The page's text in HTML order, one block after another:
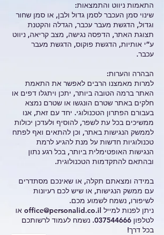
התאמות ניווט והתמצאות:
שינוי סמן העכבר לסמן גדול ולבן, או סמן שחור
וגדול, הדגשת מעבר עכבר, הגדלה והקטנת
תצוגת האתר, הדפסה נגישה, מצב קריאה, ניווט
ע”י אותיות, הדגשת פוקוס, הדגשת מעבר
עכבר.
הבהרה והערות:
למרות מאמצנו הרבים לאפשר את התאמת
האתר ברמה הטובה ביותר, יתכן ויתגלו דפים או
חלקים באתר שטרם הונגשו או שטרם נמצא
בעבורם הפתרון הטכנולוגי. יחד עם זאת, אנו
ממשיכים בכל עת לשפר, להוסיף ולעדכן יכולות
לממשק הנגישות באתר, וכן להתאים ואף לפתח
טכנולוגיות חדשות על מנת להגיע לרמת
הנגישות האופטימלית ביותר, בכל רגע נתון
ובהתאם להתקדמות הטכנולוגית.
במידה ומצאתם תקלה, או שאינכם מסתדרים
עם ממשק הנגישות, או שיש לכם רעיונות
לשיפורו, נשמח לשמוע מכם.
ניתן לפנות למייל office@personalid.co.il או
לטלפון 037544666. נשמח לעמוד לרשותכם
בכל דרך!